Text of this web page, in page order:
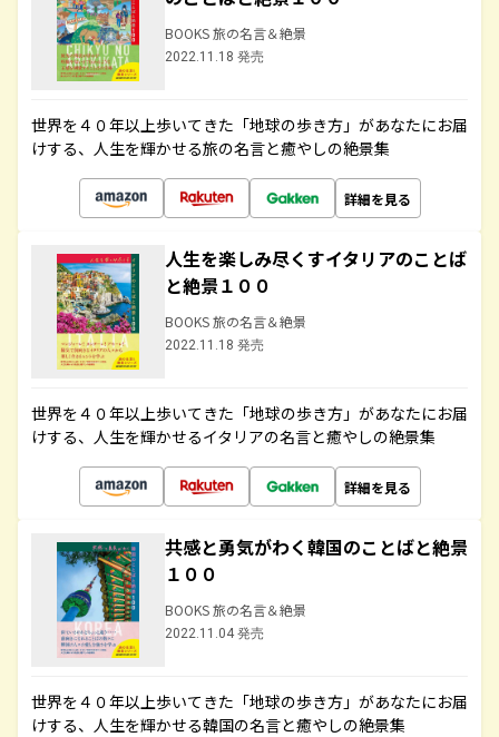
BOOKS 旅の名言＆絶景
2022.11.18 発売
世界を４０年以上歩いてきた「地球の歩き方」があなたにお届
けする、人生を輝かせる旅の名言と癒やしの絶景集
詳細を見る
人生を楽しみ尽くすイタリアのことば
と絶景１００
BOOKS 旅の名言＆絶景
2022.11.18 発売
世界を４０年以上歩いてきた「地球の歩き方」があなたにお届
けする、人生を輝かせるイタリアの名言と癒やしの絶景集
詳細を見る
共感と勇気がわく韓国のことばと絶景
１００
BOOKS 旅の名言＆絶景
2022.11.04 発売
世界を４０年以上歩いてきた「地球の歩き方」があなたにお届
けする、人生を輝かせる韓国の名言と癒やしの絶景集